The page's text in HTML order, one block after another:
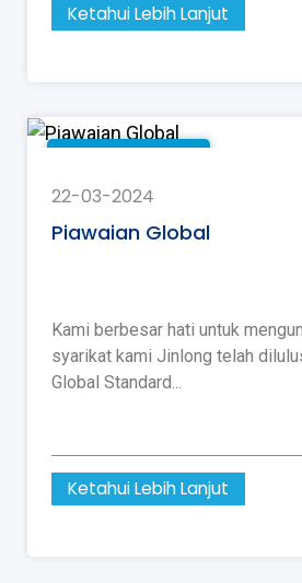
Ketahui Lebih Lanjut
Berita Syarikat
22-03-2024
Piawaian Global
Kami berbesar hati untuk
syarikat kami Jinlong telah
Global Standard...
Ketahui Lebih Lanjut